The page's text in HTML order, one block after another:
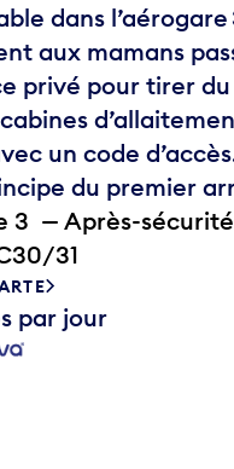
dans l’aérogare
aux mamans
privé pour tirer
un code
du premier
3 — Après-
31
par jour